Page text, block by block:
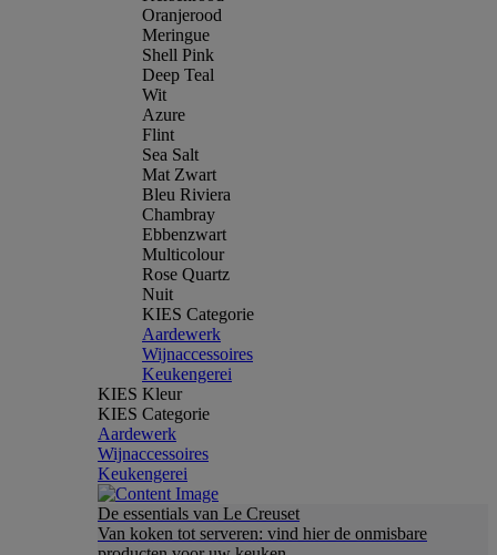
Oranjerood
Meringue
Shell Pink
Deep Teal
Wit
Azure
Flint
Sea Salt
Mat Zwart
Bleu Riviera
Chambray
Ebbenzwart
Multicolour
Rose Quartz
Nuit
KIES Categorie
Aardewerk
Wijnaccessoires
Keukengerei
KIES Kleur
KIES Categorie
Aardewerk
Wijnaccessoires
Keukengerei
De essentials van Le Creuset
Van koken tot serveren: vind hier de onmisbare